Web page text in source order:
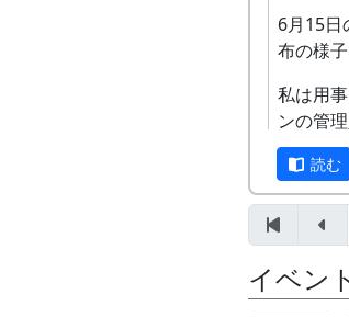
いる。
地味な
少ない
た。
6月15日
布の様子
私は用
ンの管
た。
読む
イベン